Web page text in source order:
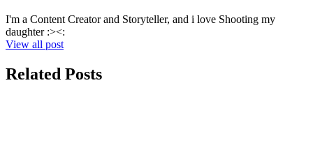
I'm a Content Creator and Storyteller, and i love Shooting my
daughter :><:
View all post
Related Posts